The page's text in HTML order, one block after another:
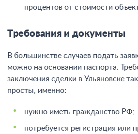
процентов от стоимости
Требования и документы
В большинстве случаев подать
можно на основании паспорта. Требования для
заключения сделки в Ульяновске также довольно
просты, именно:
нужно иметь гражданство РФ;
потребуется регистрация или